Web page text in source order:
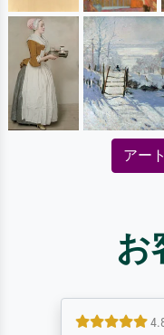
アー
お